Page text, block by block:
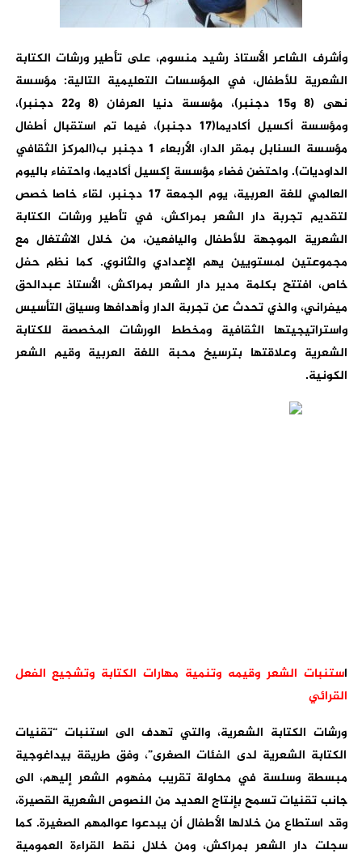
وأشرف الشاعر الأستاذ رشيد منسوم، على تأطير ورشات الكتابة
الشعرية للأطفال، في المؤسسات التعليمية التالية: مؤسسة
نهى (8 و15 دجنبر)، مؤسسة دنيا العرفان (8 و22 دجنبر)،
ومؤسسة أكسيل أكاديما(17 دجنبر)، فيما تم استقبال أطفال
مؤسسة السنابل بمقر الدار، الأربعاء 1 دجنبر ب(المركز الثقافي
الداوديات). واحتضن فضاء مؤسسة إكسيل أكاديما، واحتفاء باليوم
العالمي للغة العربية، يوم الجمعة 17 دجنبر، لقاء خاصا خصص
لتقديم تجربة دار الشعر بمراكش، في تأطير ورشات الكتابة
الشعرية الموجهة للأطفال واليافعين، من خلال الاشتغال مع
مجموعتين لمستويين يهم الإعدادي والثانوي. كما نظم حفل
خاص، افتتح بكلمة مدير دار الشعر بمراكش، الأستاذ عبدالحق
ميفراني، والذي تحدث عن تجربة الدار وأهدافها وسياق التأسيس
واستراتيجيتها الثقافية ومخطط الورشات المخصصة للكتابة
الشعرية وعلاقتها بترسيخ محبة اللغة العربية وقيم الشعر
الكونية.
استنبات الشعر وقيمه وتنمية مهارات الكتابة وتشجيع الفعل
القرائي
ورشات الكتابة الشعرية، والتي تهدف الى استنبات “تقنيات
الكتابة الشعرية لدى الفئات الصغرى”، وفق طريقة بيداغوجية
مبسطة وسلسة في محاولة تقريب مفهوم الشعر إليهم، الى
جانب تقنيات تسمح بإنتاج العديد من النصوص الشعرية القصيرة،
وقد استطاع من خلالها الأطفال أن يبدعوا عوالمهم الصغيرة. كما
سجلت دار الشعر بمراكش، ومن خلال نقط القراءة العمومية